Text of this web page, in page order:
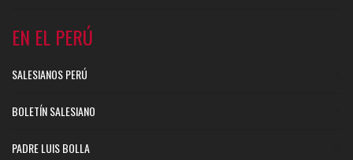
EN EL PERÚ
SALESIANOS PERÚ
BOLETÍN SALESIANO
PADRE LUIS BOLLA